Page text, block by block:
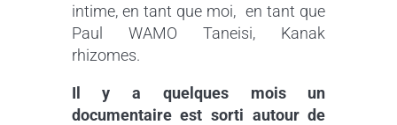
intime, en tant que moi, en tant que
Paul WAMO Taneisi, Kanak
rhizomes.
Il y a quelques mois un
documentaire est sorti autour de